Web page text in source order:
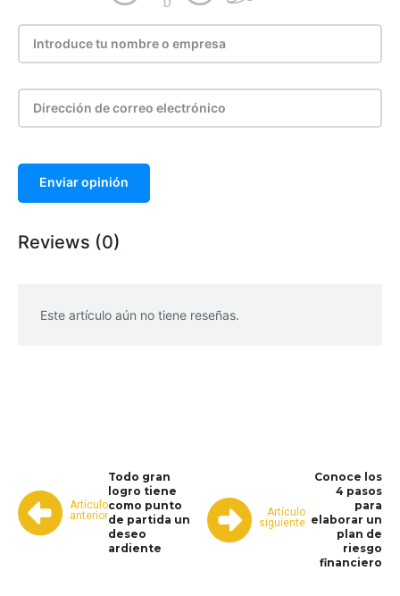
Enviar opinión
Reviews (0)
Este artículo aún no tiene reseñas.
Artículo
anterior
Todo gran
logro tiene
como punto
de partida un
deseo
ardiente
Artículo
siguiente
Conoce los
4 pasos
para
elaborar un
plan de
riesgo
financiero